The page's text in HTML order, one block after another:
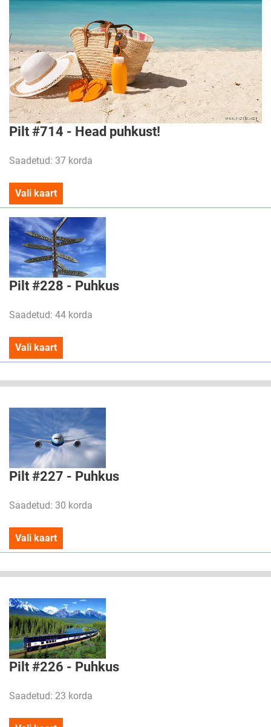
Pilt #714 - Head puhkust!
Saadetud: 37 korda
Vali kaart
Pilt #228 - Puhkus
Saadetud: 44 korda
Vali kaart
Pilt #227 - Puhkus
Saadetud: 30 korda
Vali kaart
Pilt #226 - Puhkus
Saadetud: 23 korda